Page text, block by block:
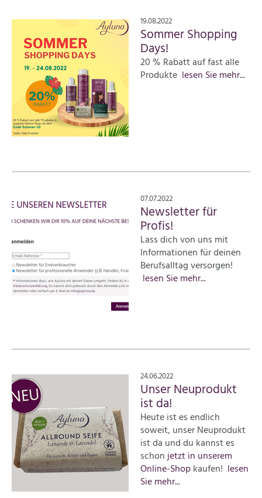
19.08.2022
Sommer Shopping
Days!
20 % Rabatt auf fast alle
Produkte lesen Sie mehr...
07.07.2022
Newsletter für
Profis!
Lass dich von uns mit
Informationen für deinen
Berufsalltag versorgen!
lesen Sie mehr...
24.06.2022
Unser Neuprodukt
ist da!
Heute ist es endlich
soweit, unser Neuprodukt
ist da und du kannst es
schon jetzt in unserem
Online-Shop kaufen! lesen
Sie mehr...